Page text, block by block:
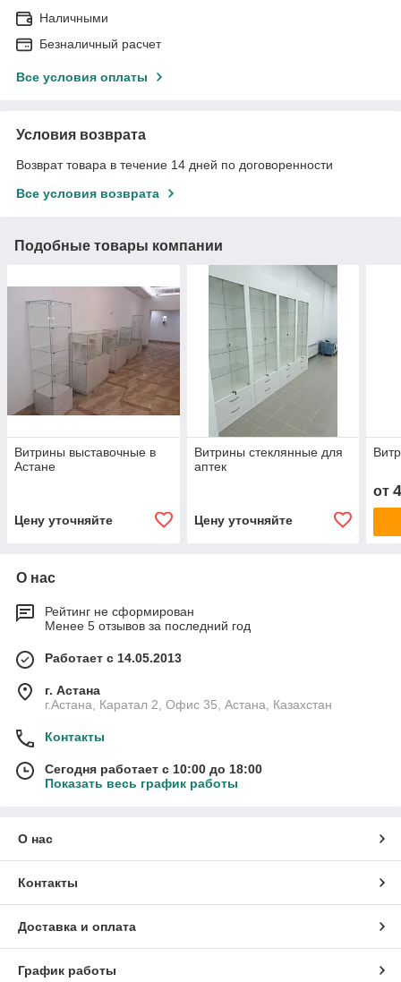
Наличными
Безналичный расчет
Все условия оплаты
Условия возврата
Возврат товара в течение 14 дней по договоренности
Все условия возврата
Подобные товары компании
Витрины выставочные в
Астане
Цену уточняйте
Витрины стеклянные для
аптек
Цену уточняйте
от
О нас
Рейтинг не сформирован
Менее 5 отзывов за последний год
Работает с 14.05.2013
г. Астана
г.Астана, Каратал 2, Офис 35, Астана, Казахстан
Контакты
Сегодня работает с 10:00 до 18:00
Показать весь график работы
О нас
Контакты
Доставка и оплата
График работы